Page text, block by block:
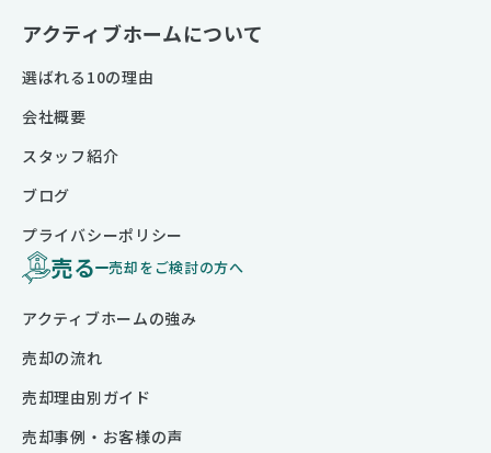
売る 売却をご検討の方へ
アクティブホームの強み
売却の流れ
売却理由別ガイド
売却事例・お客様の声
アクティブホームについて
選ばれる10の理由
会社概要
スタッフ紹介
ブログ
プライバシーポリシー